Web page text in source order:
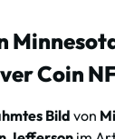
Coin
Bild von